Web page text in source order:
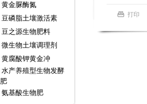
黄金脲酶氮
豆磷脂土壤激活素
豆之源生物肥料
微生物土壤调理剂
黄腐酸钾黄金冲
水产养殖型生物发酵
肥
氨基酸生物肥
打印